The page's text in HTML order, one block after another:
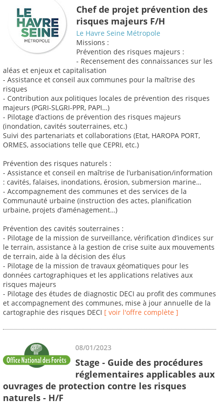
Chef de projet prévention des
risques majeurs F/H
Le Havre Seine Métropole
Missions :
Prévention des risques majeurs :
- Recensement des connaissances sur les
aléas et enjeux et capitalisation
- Assistance et conseil aux communes pour la maîtrise des
risques
- Contribution aux politiques locales de prévention des risques
majeurs (PGRI-SLGRI-PPR, PAPI…)
- Pilotage d’actions de prévention des risques majeurs
(inondation, cavités souterraines, etc.)
Suivi des partenariats et collaborations (Etat, HAROPA PORT,
ORMES, associations telle que CEPRI, etc.)
Prévention des risques naturels :
- Assistance et conseil en maîtrise de l’urbanisation/information
: cavités, falaises, inondations, érosion, submersion marine…
- Accompagnement des communes et des services de la
Communauté urbaine (instruction des actes, planification
urbaine, projets d’aménagement…)
Prévention des cavités souterraines :
- Pilotage de la mission de surveillance, vérification d’indices sur
le terrain, assistance à la gestion de crise suite aux mouvements
de terrain, aide à la décision des élus
- Pilotage de la mission de travaux géomatiques pour les
données cartographiques et les applications relatives aux
risques majeurs
- Pilotage des études de diagnostic DECI au profit des communes
et accompagnement des communes, mise à jour annuelle de la
cartographie des risques DECI [ voir l'offre complète ]
08/01/2023
Stage - Guide des procédures
réglementaires applicables aux
ouvrages de protection contre les risques
naturels - H/F